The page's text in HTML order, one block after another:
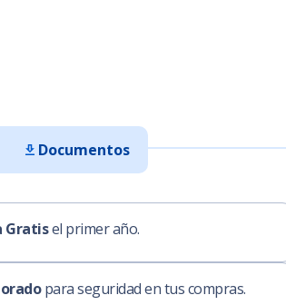
Documentos
Gratisel primer año.
para seguridad en tus compras.